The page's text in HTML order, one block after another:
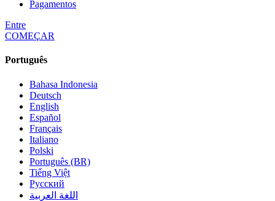
Pagamentos
Entre
COMEÇAR
Português
Bahasa Indonesia
Deutsch
English
Español
Français
Italiano
Polski
Português (BR)
Tiếng Việt
Русский
اللغة العربية